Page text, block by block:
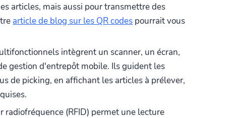
articles, mais aussi pour transmettre des
article de blog sur les QR codes pourrait vous
intègrent un scanner, un écran,
gestion d'entrepôt mobile. Ils guident les
de picking, en affichant les articles à prélever,
radiofréquence (RFID) permet une lecture